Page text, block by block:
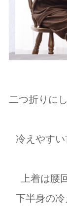
二つ折りに
冷えやす
上着は腰
下半身の